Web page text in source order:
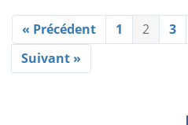
« Précédent 1 2 3
Suivant »